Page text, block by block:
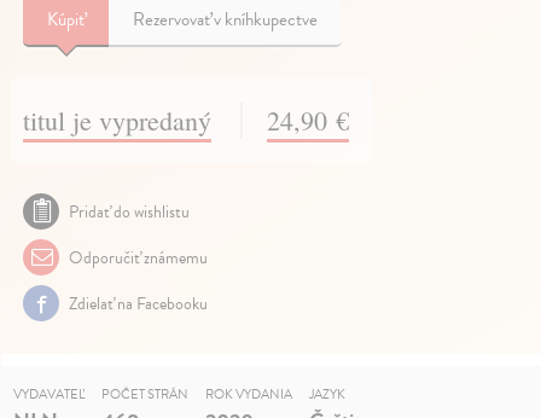
Kúpiť Rezervovať v kníhkupectve
titul je vypredaný 24,90 €
Pridať do wishlistu
Odporučiť známemu
Zdielať na Facebooku
VYDAVATEĽ POČET STRÁN ROK VYDANIA JAZYK